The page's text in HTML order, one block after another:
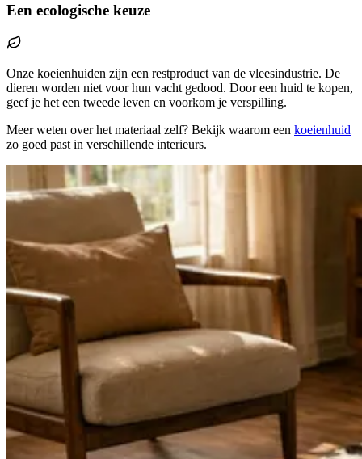
Een ecologische keuze
Onze koeienhuiden zijn een restproduct van de vleesindustrie. De
dieren worden niet voor hun vacht gedood. Door een huid te kopen,
geef je het een tweede leven en voorkom je verspilling.
Meer weten over het materiaal zelf? Bekijk waarom een koeienhuid
zo goed past in verschillende interieurs.